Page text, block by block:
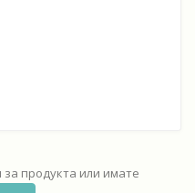
продукта или имате